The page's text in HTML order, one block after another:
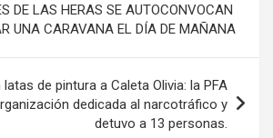
DE LAS HERAS SE AUTOCONVOCAN
UNA CARAVANA EL DÍA DE MAÑANA
de pintura a Caleta Olivia: la PFA
dedicada al narcotráfico y
detuvo a 13 personas.